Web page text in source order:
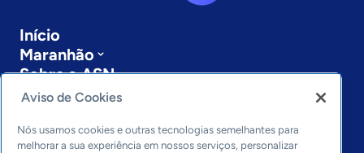
Início
Maranhão
Sobre a ASN
Últimas notícias
Editorias
Aviso de Cookies
Nós usamos cookies e outras tecnologias semelhantes para
melhorar a sua experiência em nossos serviços, personalizar